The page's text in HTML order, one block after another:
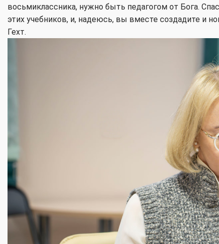
восьмиклассника, нужно быть педагогом от Бога.
этих учебников, и, надеюсь, вы вместе создадите и
Гехт.